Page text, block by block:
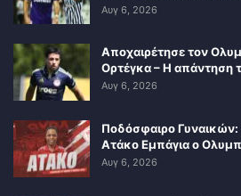
Αυγ 6, 2026
Αποχαιρέτησε τον
Ορτέγκα – Η απάντηση
Αυγ 6, 2026
Ποδόσφαιρο
Ατάκο Εμπάγια ο
Αυγ 6, 2026